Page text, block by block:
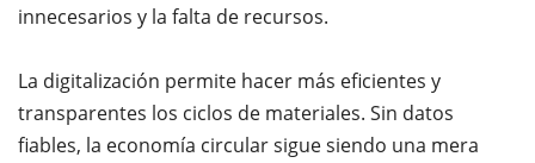
innecesarios y la falta de recursos.
La digitalización permite hacer más eficientes y
transparentes los ciclos de materiales. Sin datos
fiables, la economía circular sigue siendo una mera